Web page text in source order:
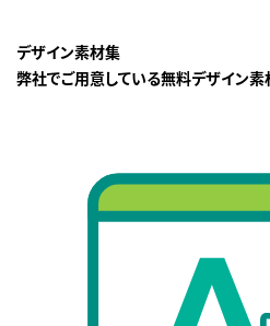
デザイン素材集
弊社でご用意している無料デザイン素